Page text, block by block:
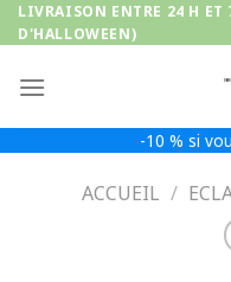
Passer
au
LIVRAISON ENTRE 24 H ET
D'HALLOWEEN)
-10 % si
ACCUEIL /